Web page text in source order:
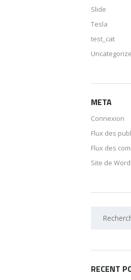
Slide
Tesla
test_cat
META
Connexion
Flux des
Flux des
Site de
RECENT